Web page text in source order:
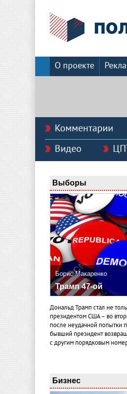
О проекте
Комментарии
Видео
Выборы
Борис Макаренко
Трамп 47-ой
Дональд Трамп стал не
президентом США – во
после неудачной попытки
бывший президент
с другим порядковым
Бизнес